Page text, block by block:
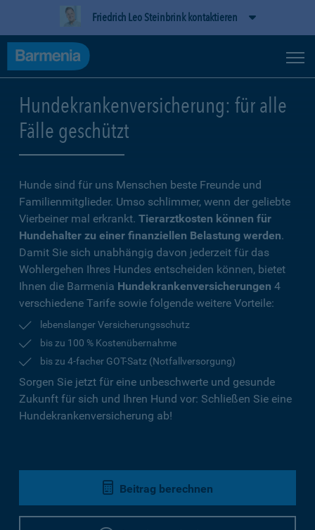
Friedrich Leo Steinbrink kontaktieren
Hundekrankenversicherung: für alle
Fälle geschützt
Hunde sind für uns Menschen beste Freunde und
Familienmitglieder. Umso schlimmer, wenn der geliebte
Vierbeiner mal erkrankt. Tierarztkosten können für
Hundehalter zu einer finanziellen Belastung werden.
Damit Sie sich unabhängig davon jederzeit für das
Wohlergehen Ihres Hundes entscheiden können, bietet
Ihnen die Barmenia Hundekrankenversicherungen 4
verschiedene Tarife sowie folgende weitere Vorteile:
lebenslanger Versicherungsschutz
bis zu 100 % Kostenübernahme
bis zu 4-facher GOT-Satz (Notfallversorgung)
Sorgen Sie jetzt für eine unbeschwerte und gesunde
Zukunft für sich und Ihren Hund vor: Schließen Sie eine
Hundekrankenversicherung ab!
Beitrag berechnen